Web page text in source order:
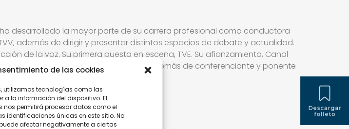
de las cookies
utilizamos tecnologías como las
la información del dispositivo. El
permitirá procesar datos como el
identificaciones únicas en este sitio. No
afectar negativamente a ciertas
desarrollado la mayor parte de su carrera profesional como conductora
además de dirigir y presentar distintos espacios de debate y actualidad.
de la voz. Su primera puesta en escena, TVE. Su afianzamiento, Canal
presentación de numerosos eventos además de conferenciante y ponente
de Negocios como In Company.